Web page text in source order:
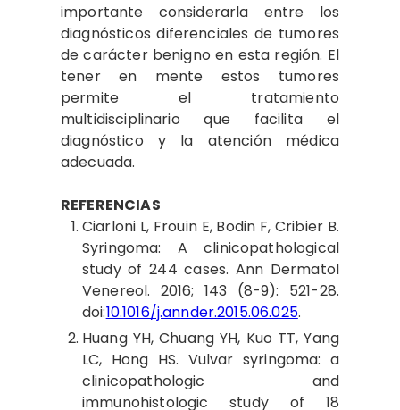
importante considerarla entre los
diagnósticos diferenciales de tumores
de carácter benigno en esta región. El
tener en mente estos tumores
permite el tratamiento
multidisciplinario que facilita el
diagnóstico y la atención médica
adecuada.
REFERENCIAS
Ciarloni L, Frouin E, Bodin F, Cribier B.
Syringoma: A clinicopathological
study of 244 cases. Ann Dermatol
Venereol. 2016; 143 (8-9): 521-28.
doi:10.1016/j.annder.2015.06.025.
HuangYH, Chuang YH, Kuo TT, Yang
LC, Hong HS. Vulvar syringoma: a
clinicopathologic and
immunohistologic study of 18